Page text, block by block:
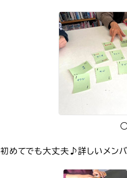
○
初めてでも大丈夫♪詳しいメン